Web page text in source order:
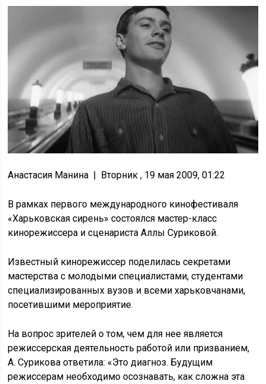
Анастасия Манина | Вторник , 19 мая 2009, 01:22
В рамках первого международного кинофестиваля
«Харьковская сирень» состоялся мастер-класс
кинорежиссера и сценариста Аллы Суриковой.
Известный кинорежиссер поделилась секретами
мастерства с молодыми специалистами, студентами
специализированных вузов и всеми харьковчанами,
посетившими мероприятие.
На вопрос зрителей о том, чем для нее является
режиссерская деятельность работой или призванием,
А. Сурикова ответила: «Это диагноз. Будущим
режиссерам необходимо осознавать, как сложна эта